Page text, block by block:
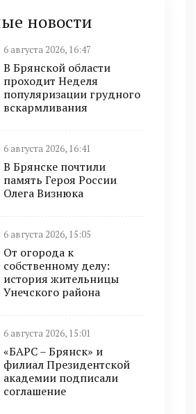
новости
6 августа 2026, 16:47
В Брянской области
проходит Неделя
популяризации грудного
вскармливания
6 августа 2026, 16:41
В Брянске почтили
память Героя России
Олега Визнюка
6 августа 2026, 15:05
От огорода к
собственному делу:
история жительницы
Унечского района
6 августа 2026, 15:01
«БАРС – Брянск» и
филиал Президентской
академии подписали
соглашение